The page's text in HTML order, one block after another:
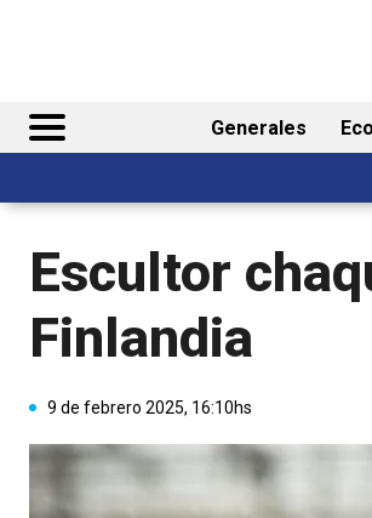
Generales
Escultor
Finlandia
9 de febrero 2025, 16:10hs